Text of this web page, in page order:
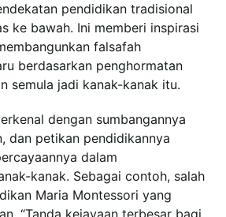
pendidikan tradisional
ke bawah. Ini memberi inspirasi
falsafah
berdasarkan penghormatan
semula jadi kanak-kanak itu.
dengan sumbangannya
dan petikan pendidikannya
dalam
kanak. Sebagai contoh, salah
Maria Montessori yang